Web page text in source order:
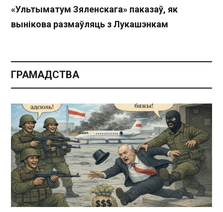
«Ультыматум Зяленскага» паказаў, як
вынікова размаўляць з Лукашэнкам
ГРАМАДСТВА